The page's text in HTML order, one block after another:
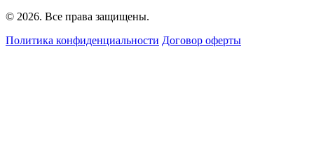
© 2026. Все права защищены.
Политика конфиденциальности Договор оферты